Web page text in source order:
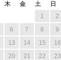
木 金 土
日
1
2
6 7 8
9
13 14 15
16
20 21 22
23